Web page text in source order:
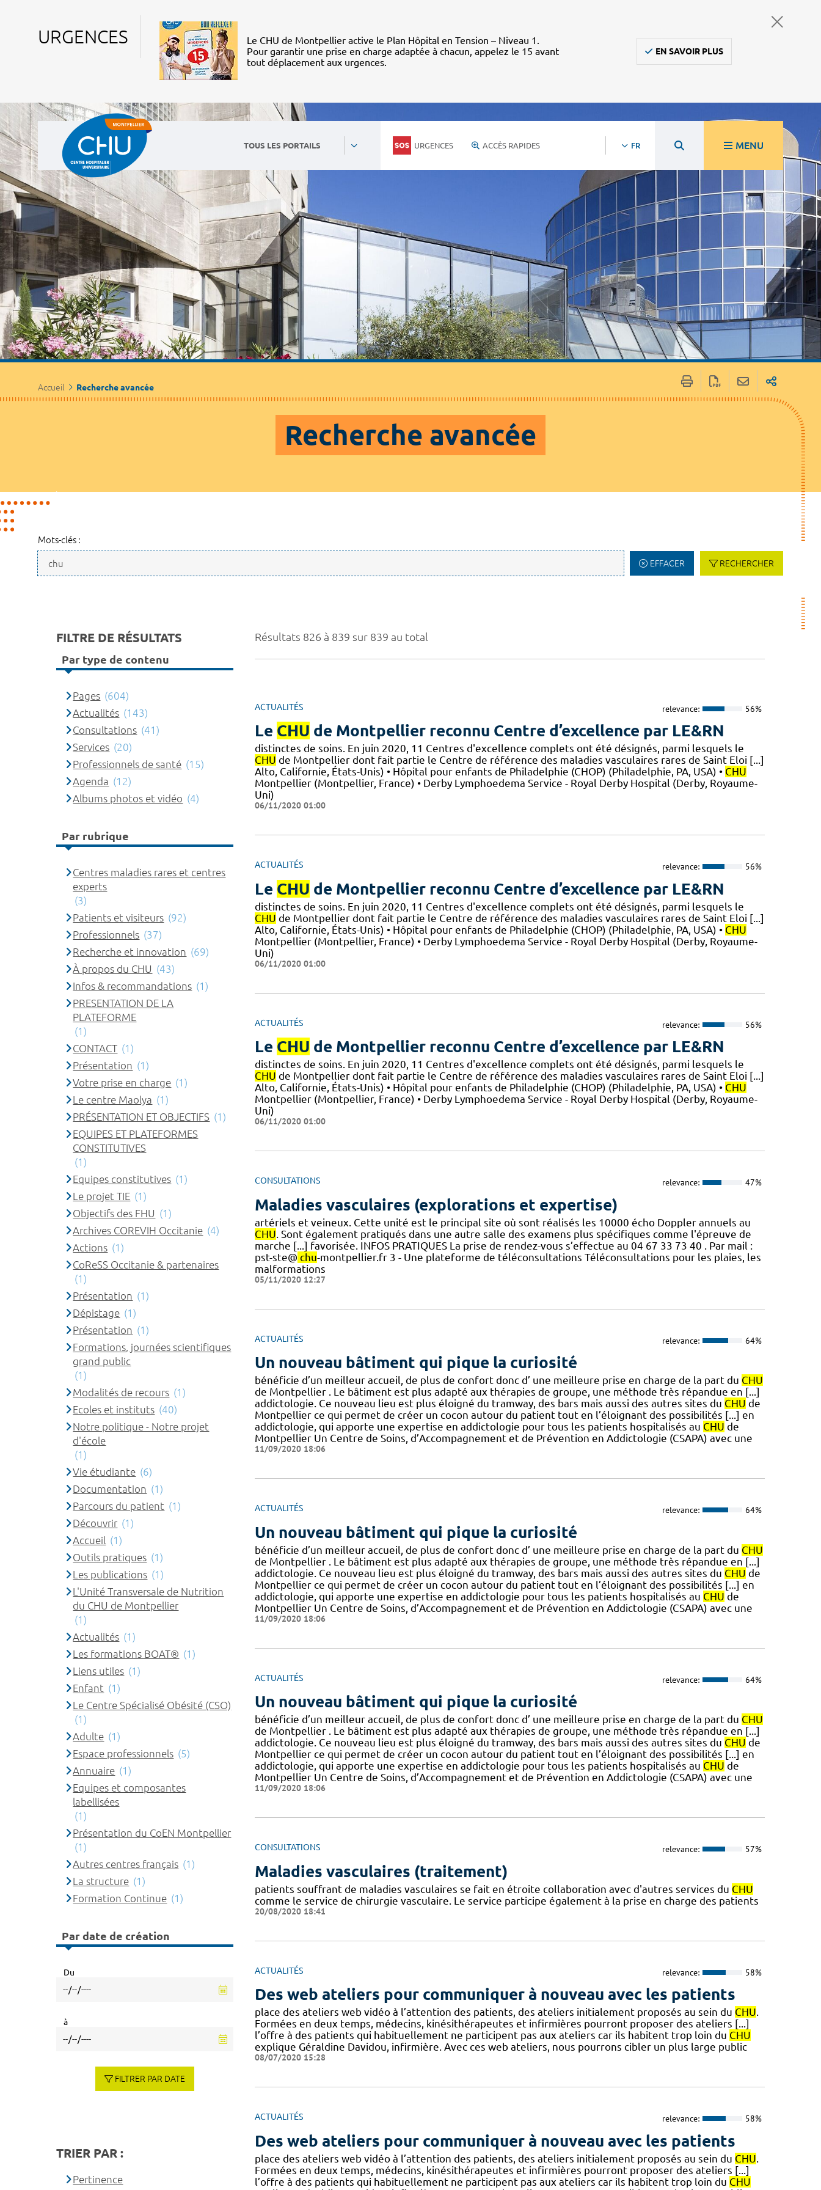
URGENCES
Le CHU de Montpellier active le Plan Hôpital en Tension – Niveau 1.
Pour garantir une prise en charge adaptée à chacun, appelez le 15 avant
tout déplacement aux urgences.
EN SAVOIR PLUS
TOUS LES PORTAILS URGENCES ACCÈS RAPIDES FR MENU
Accueil Recherche avancée
Recherche avancée
Mots-clés :
EFFACER RECHERCHER
Résultats 826 à 839 sur 839 au total
ACTUALITÉS relevance: 56%
Le CHU de Montpellier reconnu Centre d’excellence par LE&RN
distinctes de soins. En juin 2020, 11 Centres d'excellence complets ont été désignés, parmi lesquels le
CHU de Montpellier dont fait partie le Centre de référence des maladies vasculaires rares de Saint Eloi [...]
Alto, Californie, États-Unis) • Hôpital pour enfants de Philadelphie (CHOP) (Philadelphie, PA, USA) • CHU
Montpellier (Montpellier, France) • Derby Lymphoedema Service - Royal Derby Hospital (Derby, Royaume-
Uni)
06/11/2020 01:00
ACTUALITÉS relevance: 56%
Le CHU de Montpellier reconnu Centre d’excellence par LE&RN
distinctes de soins. En juin 2020, 11 Centres d'excellence complets ont été désignés, parmi lesquels le
CHU de Montpellier dont fait partie le Centre de référence des maladies vasculaires rares de Saint Eloi [...]
Alto, Californie, États-Unis) • Hôpital pour enfants de Philadelphie (CHOP) (Philadelphie, PA, USA) • CHU
Montpellier (Montpellier, France) • Derby Lymphoedema Service - Royal Derby Hospital (Derby, Royaume-
Uni)
06/11/2020 01:00
ACTUALITÉS relevance: 56%
Le CHU de Montpellier reconnu Centre d’excellence par LE&RN
distinctes de soins. En juin 2020, 11 Centres d'excellence complets ont été désignés, parmi lesquels le
CHU de Montpellier dont fait partie le Centre de référence des maladies vasculaires rares de Saint Eloi [...]
Alto, Californie, États-Unis) • Hôpital pour enfants de Philadelphie (CHOP) (Philadelphie, PA, USA) • CHU
Montpellier (Montpellier, France) • Derby Lymphoedema Service - Royal Derby Hospital (Derby, Royaume-
Uni)
06/11/2020 01:00
CONSULTATIONS relevance: 47%
Maladies vasculaires (explorations et expertise)
artériels et veineux. Cette unité est le principal site où sont réalisés les 10000 écho Doppler annuels au
CHU. Sont également pratiqués dans une autre salle des examens plus spécifiques comme l'épreuve de
marche [...] favorisée. INFOS PRATIQUES La prise de rendez-vous s’effectue au 04 67 33 73 40 . Par mail :
pst-ste@ chu-montpellier.fr 3 - Une plateforme de téléconsultations Téléconsultations pour les plaies, les
malformations
05/11/2020 12:27
ACTUALITÉS relevance: 64%
Un nouveau bâtiment qui pique la curiosité
bénéficie d’un meilleur accueil, de plus de confort donc d’ une meilleure prise en charge de la part du CHU
de Montpellier . Le bâtiment est plus adapté aux thérapies de groupe, une méthode très répandue en [...]
addictologie. Ce nouveau lieu est plus éloigné du tramway, des bars mais aussi des autres sites du CHU de
Montpellier ce qui permet de créer un cocon autour du patient tout en l’éloignant des possibilités [...] en
addictologie, qui apporte une expertise en addictologie pour tous les patients hospitalisés au CHU de
Montpellier Un Centre de Soins, d’Accompagnement et de Prévention en Addictologie (CSAPA) avec une
11/09/2020 18:06
ACTUALITÉS relevance: 64%
Un nouveau bâtiment qui pique la curiosité
bénéficie d’un meilleur accueil, de plus de confort donc d’ une meilleure prise en charge de la part du CHU
de Montpellier . Le bâtiment est plus adapté aux thérapies de groupe, une méthode très répandue en [...]
addictologie. Ce nouveau lieu est plus éloigné du tramway, des bars mais aussi des autres sites du CHU de
Montpellier ce qui permet de créer un cocon autour du patient tout en l’éloignant des possibilités [...] en
addictologie, qui apporte une expertise en addictologie pour tous les patients hospitalisés au CHU de
Montpellier Un Centre de Soins, d’Accompagnement et de Prévention en Addictologie (CSAPA) avec une
11/09/2020 18:06
ACTUALITÉS relevance: 64%
Un nouveau bâtiment qui pique la curiosité
bénéficie d’un meilleur accueil, de plus de confort donc d’ une meilleure prise en charge de la part du CHU
de Montpellier . Le bâtiment est plus adapté aux thérapies de groupe, une méthode très répandue en [...]
addictologie. Ce nouveau lieu est plus éloigné du tramway, des bars mais aussi des autres sites du CHU de
Montpellier ce qui permet de créer un cocon autour du patient tout en l’éloignant des possibilités [...] en
addictologie, qui apporte une expertise en addictologie pour tous les patients hospitalisés au CHU de
Montpellier Un Centre de Soins, d’Accompagnement et de Prévention en Addictologie (CSAPA) avec une
11/09/2020 18:06
CONSULTATIONS relevance: 57%
Maladies vasculaires (traitement)
patients souffrant de maladies vasculaires se fait en étroite collaboration avec d'autres services du CHU
comme le service de chirurgie vasculaire. Le service participe également à la prise en charge des patients
20/08/2020 18:41
ACTUALITÉS relevance: 58%
Des web ateliers pour communiquer à nouveau avec les patients
place des ateliers web vidéo à l’attention des patients, des ateliers initialement proposés au sein du CHU.
Formées en deux temps, médecins, kinésithérapeutes et infirmières pourront proposer des ateliers [...]
l’offre à des patients qui habituellement ne participent pas aux ateliers car ils habitent trop loin du CHU
explique Géraldine Davidou, infirmière. Avec ces web ateliers, nous pourrons cibler un plus large public
08/07/2020 15:28
ACTUALITÉS relevance: 58%
Des web ateliers pour communiquer à nouveau avec les patients
place des ateliers web vidéo à l’attention des patients, des ateliers initialement proposés au sein du CHU.
Formées en deux temps, médecins, kinésithérapeutes et infirmières pourront proposer des ateliers [...]
l’offre à des patients qui habituellement ne participent pas aux ateliers car ils habitent trop loin du CHU
FILTRE DE RÉSULTATS
Par type de contenu
Pages (604)
Actualités (143)
Consultations (41)
Services (20)
Professionnels de santé (15)
Agenda (12)
Albums photos et vidéo (4)
Par rubrique
Centres maladies rares et centres
experts
(3)
Patients et visiteurs (92)
Professionnels (37)
Recherche et innovation (69)
À propos du CHU (43)
Infos & recommandations (1)
PRESENTATION DE LA
PLATEFORME
(1)
CONTACT (1)
Présentation (1)
Votre prise en charge (1)
Le centre Maolya (1)
PRÉSENTATION ET OBJECTIFS (1)
EQUIPES ET PLATEFORMES
CONSTITUTIVES
(1)
Equipes constitutives (1)
Le projet TIE (1)
Objectifs des FHU (1)
Archives COREVIH Occitanie (4)
Actions (1)
CoReSS Occitanie & partenaires
(1)
Présentation (1)
Dépistage (1)
Présentation (1)
Formations, journées scientifiques
grand public
(1)
Modalités de recours (1)
Ecoles et instituts (40)
Notre politique - Notre projet
d'école
(1)
Vie étudiante (6)
Documentation (1)
Parcours du patient (1)
Découvrir (1)
Accueil (1)
Outils pratiques (1)
Les publications (1)
L'Unité Transversale de Nutrition
du CHU de Montpellier
(1)
Actualités (1)
Les formations BOAT® (1)
Liens utiles (1)
Enfant (1)
Le Centre Spécialisé Obésité (CSO)
(1)
Adulte (1)
Espace professionnels (5)
Annuaire (1)
Equipes et composantes
labellisées
(1)
Présentation du CoEN Montpellier
(1)
Autres centres français (1)
La structure (1)
Formation Continue (1)
Par date de création
Du
à
FILTRER PAR DATE
TRIER PAR :
Pertinence